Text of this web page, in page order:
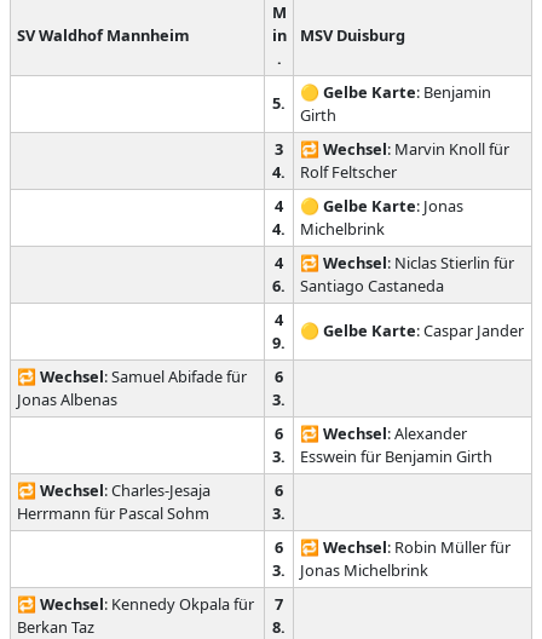
SV Waldhof Mannheim
M
in
.
MSV Duisburg
5. 🟡 Gelbe Karte: Benjamin
Girth
3
4.
🔁 Wechsel: Marvin Knoll für
Rolf Feltscher
4
4.
🟡 Gelbe Karte: Jonas
Michelbrink
4
6.
🔁 Wechsel: Niclas Stierlin für
Santiago Castaneda
4
9.
🟡 Gelbe Karte: Caspar Jander
🔁 Wechsel: Samuel Abifade für
Jonas Albenas
6
3.
6
3.
🔁 Wechsel: Alexander
Esswein für Benjamin Girth
🔁 Wechsel: Charles-Jesaja
Herrmann für Pascal Sohm
6
3.
6
3.
🔁 Wechsel: Robin Müller für
Jonas Michelbrink
🔁 Wechsel: Kennedy Okpala für
Berkan Taz
7
8.